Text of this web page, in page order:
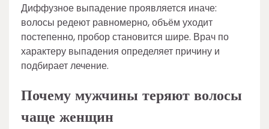
Диффузное выпадение проявляется иначе:
волосы редеют равномерно, объём уходит
постепенно, пробор становится шире. Врач по
характеру выпадения определяет причину и
подбирает лечение.
Почему мужчины теряют волосы
чаще женщин